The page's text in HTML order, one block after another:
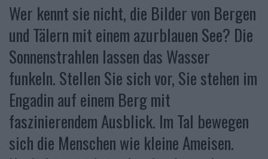
Wer kennt sie nicht, die Bilder von Bergen
und Tälern mit einem azurblauen See? Die
Sonnenstrahlen lassen das Wasser
funkeln. Stellen Sie sich vor, Sie stehen im
Engadin auf einem Berg mit
faszinierendem Ausblick. Im Tal bewegen
sich die Menschen wie kleine Ameisen.